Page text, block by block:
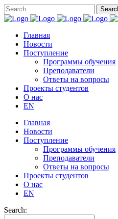
Главная
Новости
Поступление
Программы обучения
Преподаватели
Ответы на вопросы
Проекты студентов
О нас
EN
Главная
Новости
Поступление
Программы обучения
Преподаватели
Ответы на вопросы
Проекты студентов
О нас
EN
Search: